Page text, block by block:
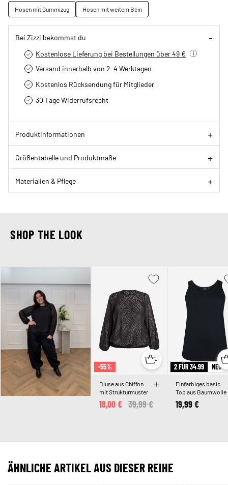
Hosen mit Gummizug Hosen mit weitem Bein
Bei Zizzi bekommst du
Kostenlose Lieferung bei Bestellungen über 49 €
Versand innerhalb von 2-4 Werktagen
Kostenlos Rücksendung für Mitglieder
30 Tage Widerrufsrecht
Produktinformationen
Größentabelle und Produktmaße
Materialien & Pflege
SHOP THE LOOK
-55%
Bluse aus Chiffon
mit Strukturmuster
Price reduced from
39,99 €
18,00 €
2 FÜR 34.99 NEU
Einfarbiges basic
Top aus Baumwolle
19,99 €
ÄHNLICHE ARTIKEL AUS DIESER REIHE